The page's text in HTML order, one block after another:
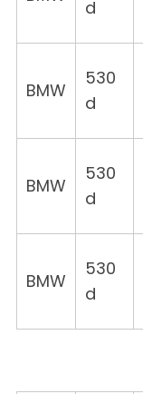
d
BMW
530
d
BMW
530
d
BMW
530
d